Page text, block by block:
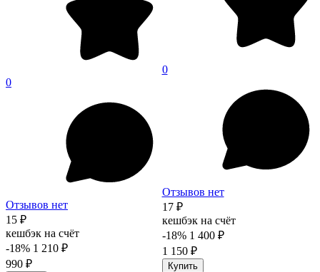
0
Отзывов нет
15 ₽
кешбэк на счёт
-18% 1 210 ₽
990 ₽
0
Отзывов нет
17 ₽
кешбэк на счёт
-18% 1 400 ₽
1 150 ₽
Купить